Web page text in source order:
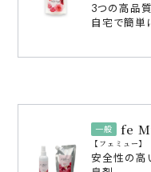
3つの高品
自宅で簡単
一般 fe
フェミュー
安全性の高